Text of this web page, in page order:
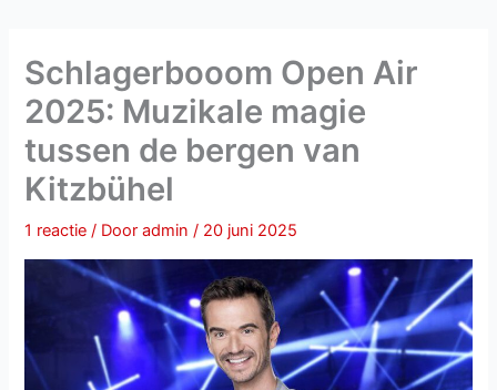
Schlagerbooom Open Air
2025: Muzikale magie
tussen de bergen van
Kitzbühel
1 reactie / Dooradmin/ 20 juni 2025